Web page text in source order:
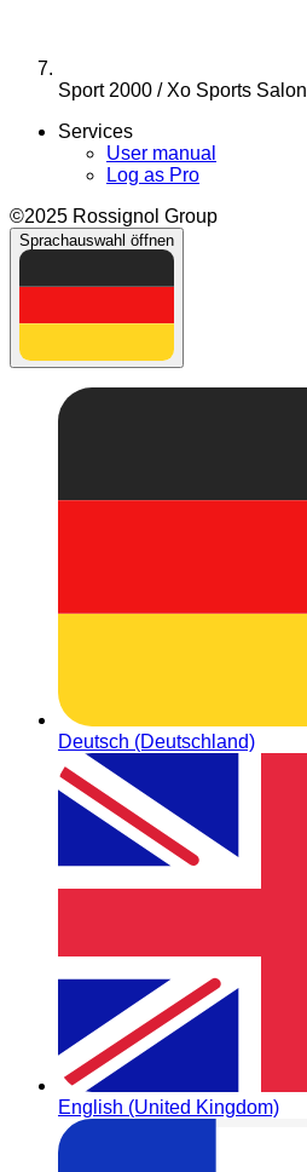
Sport 2000 / Xo Sports Salon
Services
User manual
Log as Pro
©2025 Rossignol Group
Sprachauswahl öffnen
Deutsch (Deutschland)
English (United Kingdom)